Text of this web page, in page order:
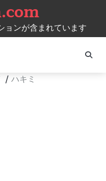
ョンが含まれています
ハキミ